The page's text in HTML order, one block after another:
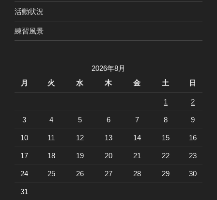
活動状況
練習風景
2026年8月
月
火 水 木 金 土 日
1 2
3 4 5 6 7 8 9
10 11 12 13 14 15 16
17 18 19 20 21 22 23
24 25 26 27 28 29 30
31